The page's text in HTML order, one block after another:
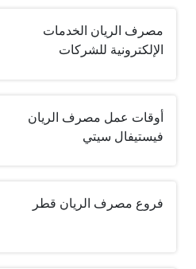
مصرف الريان الخدمات
الإلكترونية للشركات
أوقات عمل مصرف الريان
فيستيفال سيتي
فروع مصرف الريان قطر